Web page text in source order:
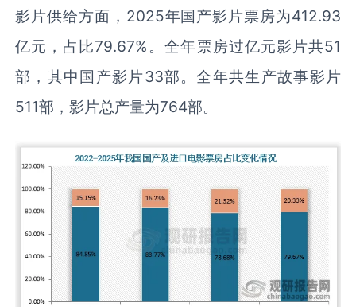
影片供给方面，2025年国产影片票房为412.93
亿元，占比79.67%。全年票房过亿元影片共51
部，其中国产影片33部。全年共生产故事影片
511部，影片总产量为764部。